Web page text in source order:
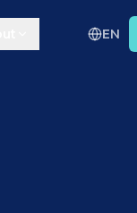
EN